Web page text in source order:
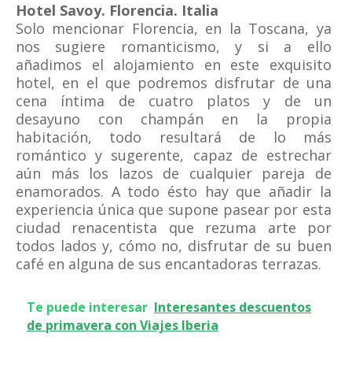
Hotel Savoy. Florencia. Italia
Solo mencionar Florencia, en la Toscana, ya
nos sugiere romanticismo, y si a ello
añadimos el alojamiento en este exquisito
hotel, en el que podremos disfrutar de una
cena íntima de cuatro platos y de un
desayuno con champán en la propia
habitación, todo resultará de lo más
romántico y sugerente, capaz de estrechar
aún más los lazos de cualquier pareja de
enamorados. A todo ésto hay que añadir la
experiencia única que supone pasear por esta
ciudad renacentista que rezuma arte por
todos lados y, cómo no, disfrutar de su buen
café en alguna de sus encantadoras terrazas.
Te puede interesar Interesantes descuentos
de primavera con Viajes Iberia